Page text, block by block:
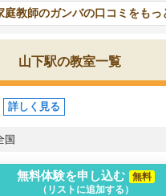
た今では平均点以上の
ました！あと1年受験ま
週末教室を使用しな
しいと思います！
問でき
庭教師のガンバの口コミをもっ
山下駅の教室一覧
詳しく見る
国
無料体験を申し込む
無料
（リストに追加する）